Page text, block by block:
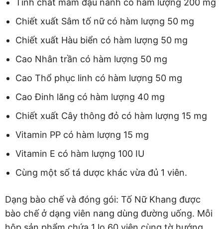
Chiết xuất Sâm tố nữ có hàm lượng 50 mg
Chiết xuất Hàu biển có hàm lượng 50 mg
Cao Nhân trần có hàm lượng 50 mg
Cao Thổ phục linh có hàm lượng 50 mg
Cao Đinh lăng có hàm lượng 40 mg
Chiết xuất Cây thông đỏ có hàm lượng 15 mg
Vitamin PP có hàm lượng 15 mg
Vitamin E có hàm lượng 100 IU
Cùng một số tá dược khác vừa đủ 1 viên.
Dạng bào chế và đóng gói: Tố Nữ Khang được
bào chế ở dạng viên nang dùng đường uống. Mỗi